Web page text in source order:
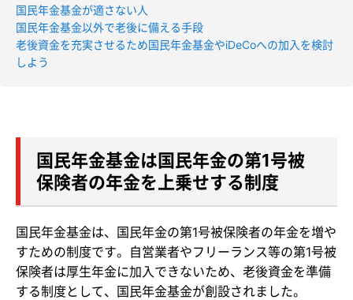
国民年金基金が適さない人
国民年金基金以外で老後に備える手段
老後資金を充実させるため国民年金基金やiDeCoへの加入を検討
しよう
国民年金基金は国民年金の第1号被
保険者の年金を上乗せする制度
国民年金基金は、国民年金の第1号被保険者の年金を増や
すための制度です。自営業者やフリーランス等の第1号被
保険者は厚生年金に加入できないため、老後資金を準備
する制度として、国民年金基金が創設されました。